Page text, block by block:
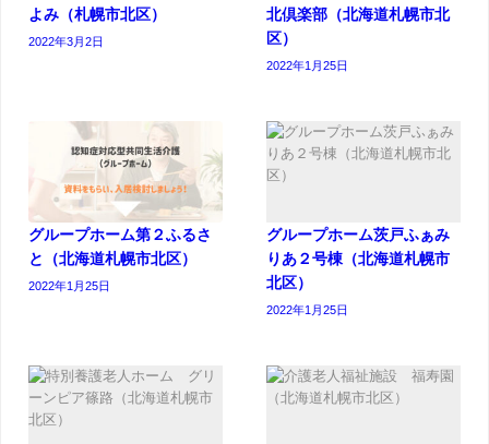
よみ（札幌市北区）
2022年3月2日
北倶楽部（北海道札幌市北
区）
2022年1月25日
グループホーム第２ふるさ
と（北海道札幌市北区）
2022年1月25日
グループホーム茨戸ふぁみ
りあ２号棟（北海道札幌市
北区）
2022年1月25日